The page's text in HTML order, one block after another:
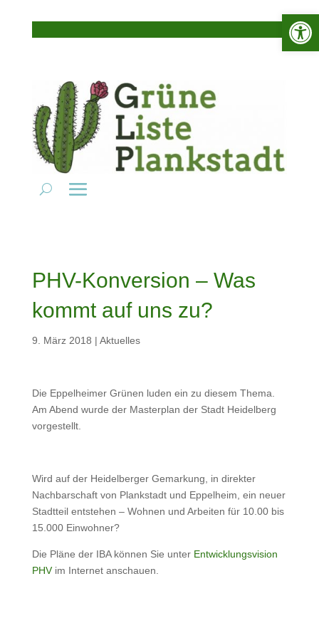
PHV-Konversion – Was
kommt auf uns zu?
9. März 2018 | Aktuelles
Die Eppelheimer Grünen luden ein zu diesem Thema.
Am Abend wurde der Masterplan der Stadt Heidelberg
vorgestellt.
Wird auf der Heidelberger Gemarkung, in direkter
Nachbarschaft von Plankstadt und Eppelheim, ein neuer
Stadtteil entstehen – Wohnen und Arbeiten für 10.00 bis
15.000 Einwohner?
Die Pläne der IBA können Sie unter Entwicklungsvision
PHVim Internet anschauen.